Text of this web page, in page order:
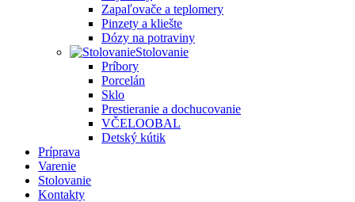
Zapaľovače a teplomery
Pinzety a kliešte
Dózy na potraviny
Stolovanie
Príbory
Porcelán
Sklo
Prestieranie a dochucovanie
VČELOOBAL
Detský kútik
Príprava
Varenie
Stolovanie
Kontakty